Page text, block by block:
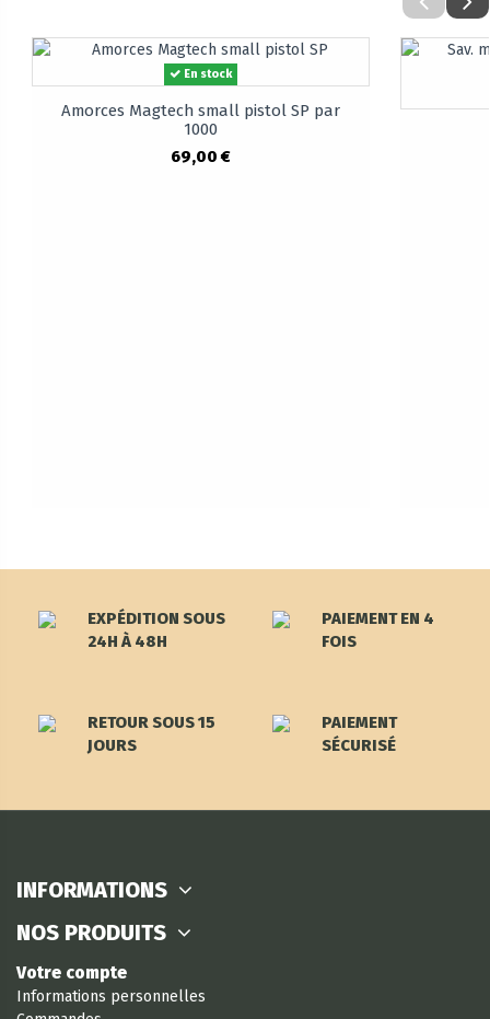
En stock
Amorces Magtech small pistol SP par
1000
69,00 €
EXPÉDITION SOUS
24H À 48H
PAIEMENT EN 4
FOIS
RETOUR SOUS 15
JOURS
PAIEMENT
SÉCURISÉ
INFORMATIONS
NOS PRODUITS
Votre compte
Informations personnelles